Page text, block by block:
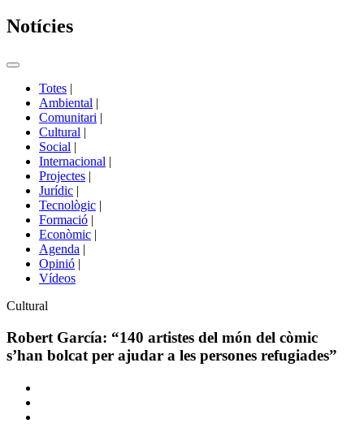
Notícies
Commutador
portals
Totes |
Ambiental |
Comunitari |
Cultural |
Social |
Internacional |
Projectes |
Jurídic |
Tecnològic |
Formació |
Econòmic |
Agenda |
Opinió |
Vídeos
Àmbit
la
notícia
Cultural
Robert García: “140 artistes del món del còmic
s’han bolcat per ajudar a les persones refugiades”
Comparteix